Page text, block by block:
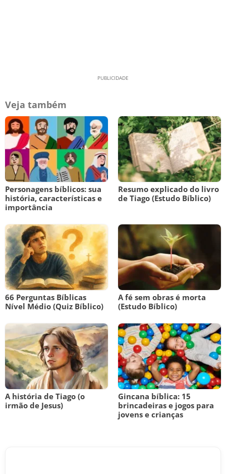
Veja também
Personagens bíblicos: sua
história, características e
importância
Resumo explicado do livro
de Tiago (Estudo Bíblico)
66 Perguntas Bíblicas
Nível Médio (Quiz Bíblico)
A fé sem obras é morta
(Estudo Bíblico)
A história de Tiago (o
irmão de Jesus)
Gincana bíblica: 15
brincadeiras e jogos para
jovens e crianças